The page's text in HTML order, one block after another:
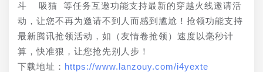
斗  吸猫 等任务互邀功能支持最新的穿越火线邀请活
动，让您不再为邀请不到人而感到尴尬！抢领功能支持
最新腾讯抢领活动，如（友情卷抢领）速度以毫秒计
算，快准狠，让您抢先别人步！
下载地址： https://www.lanzouy.com/i4yexte